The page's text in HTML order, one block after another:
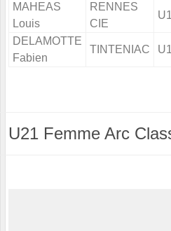
MAHEAS
Louis
RENNES
CIE
DELAMOTTE
Fabien
TINTENIAC
U21 Femme Arc